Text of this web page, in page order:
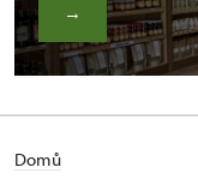
→
Domů